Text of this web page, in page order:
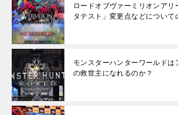
ロードオブヴァーミリオンアリ
タテスト」変更点などについて
モンスターハンターワールドは
の救世主になれるのか？